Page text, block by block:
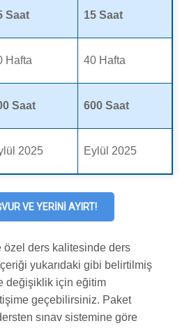
Saat 15 Saat
Hafta 40 Hafta
Saat 600 Saat
2025 Eylül 2025
VE YERINI AYIRT!
özel ders kalitesinde ders
yukarıdaki gibi belirtilmiş
değişiklik için eğitim
geçebilirsiniz. Paket
sınav sistemine göre